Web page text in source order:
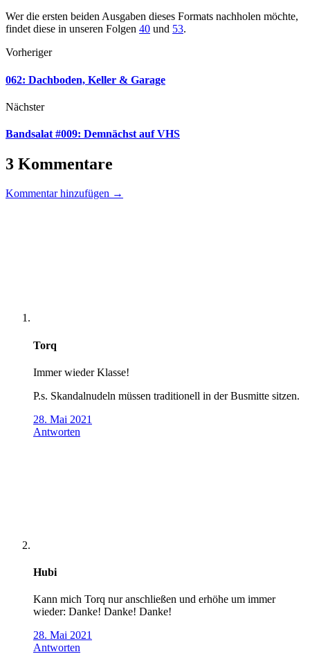
Wer die ersten beiden Ausgaben dieses Formats nachholen möchte,
findet diese in unseren Folgen 40 und 53.
Vorheriger
062: Dachboden, Keller & Garage
Nächster
Bandsalat #009: Demnächst auf VHS
3 Kommentare
Kommentar hinzufügen →
Torq
Immer wieder Klasse!
P.s. Skandalnudeln müssen traditionell in der Busmitte sitzen.
28. Mai 2021
Antworten
Hubi
Kann mich Torq nur anschließen und erhöhe um immer
wieder: Danke! Danke! Danke!
28. Mai 2021
Antworten